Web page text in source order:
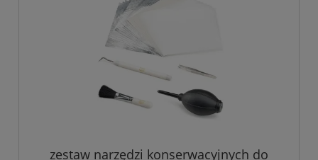
zestaw narzędzi konserwacyjnych do